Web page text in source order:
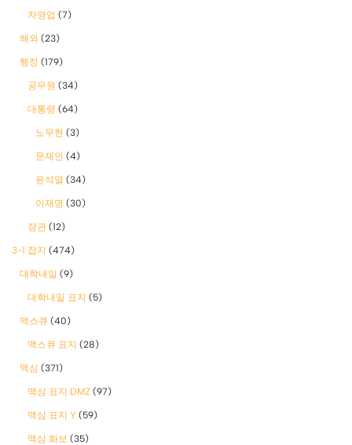
자영업 (7)
해외 (23)
행정 (179)
공무원 (34)
대통령 (64)
노무현 (3)
문재인 (4)
윤석열 (34)
이재명 (30)
장관 (12)
3-1 잡지 (474)
대학내일 (9)
대학내일 표지 (5)
맥스큐 (40)
맥스큐 표지 (28)
맥심 (371)
맥심 표지 DMZ (97)
맥심 표지 Y (59)
맥심 화보 (35)